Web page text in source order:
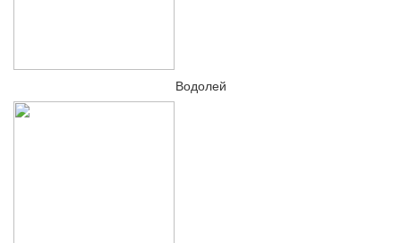
Водолей